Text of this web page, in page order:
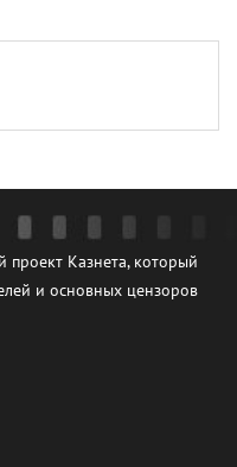
Казнета, который
и основных цензоров